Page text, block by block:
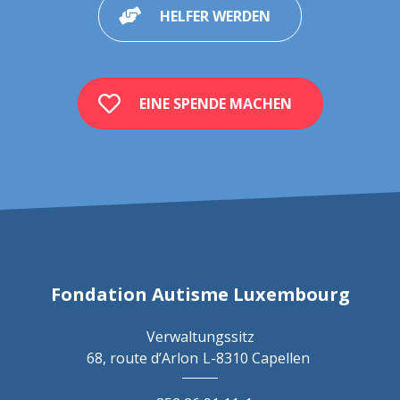
HELFER WERDEN
EINE SPENDE MACHEN
Fondation Autisme Luxembourg
Verwaltungssitz
68, route d’Arlon L-8310 Capellen